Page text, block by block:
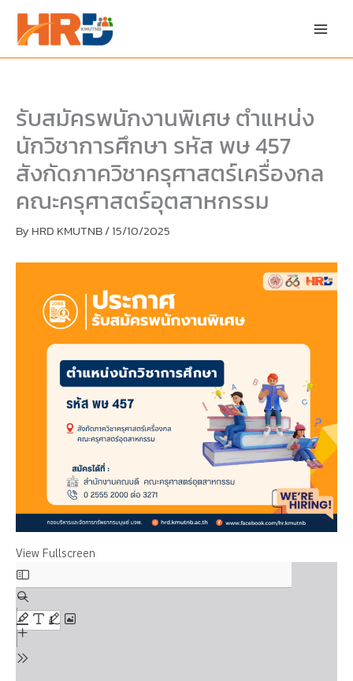
content
รับสมัครพนักงานพิเศษ ตำแหน่ง
นักวิชาการศึกษา รหัส พษ 457
สังกัดภาควิชาครุศาสตร์เครื่องกล
คณะครุศาสตร์อุตสาหกรรม
By HRD KMUTNB/15/10/2025
View Fullscreen
PDF